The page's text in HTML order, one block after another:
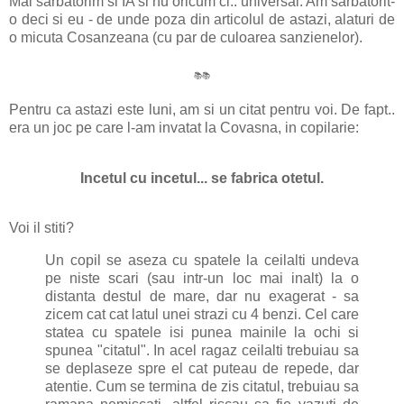
o deci si eu - de unde poza din articolul de astazi, alaturi de
o micuta Cosanzeana (cu par de culoarea sanzienelor).
📚📚
Pentru ca astazi este luni, am si un citat pentru voi. De fapt..
era un joc pe care l-am invatat la Covasna, in copilarie:
Incetul cu incetul... se fabrica otetul.
Voi il stiti?
Un copil se aseza cu spatele la ceilalti undeva
pe niste scari (sau intr-un loc mai inalt) la o
distanta destul de mare, dar nu exagerat - sa
zicem cat cat latul unei strazi cu 4 benzi. Cel care
statea cu spatele isi punea mainile la ochi si
spunea "citatul". In acel ragaz ceilalti trebuiau sa
se deplaseze spre el cat puteau de repede, dar
atentie. Cum se termina de zis citatul, trebuiau sa